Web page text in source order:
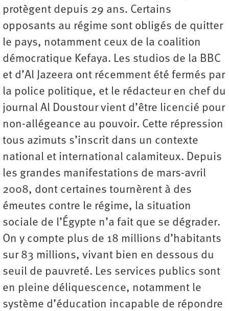
protègent depuis 29 ans. Certains
opposants au régime sont obligés de quitter
le pays, notamment ceux de la coalition
démocratique Kefaya. Les studios de la BBC
et d’Al Jazeera ont récemment été fermés par
la police politique, et le rédacteur en chef du
journal Al Doustour vient d’être licencié pour
non-allégeance au pouvoir. Cette répression
tous azimuts s’inscrit dans un contexte
national et international calamiteux. Depuis
les grandes manifestations de mars-avril
2008, dont certaines tournèrent à des
émeutes contre le régime, la situation
sociale de l’Égypte n’a fait que se dégrader.
On y compte plus de 18 millions d’habitants
sur 83 millions, vivant bien en dessous du
seuil de pauvreté. Les services publics sont
en pleine déliquescence, notamment le
système d’éducation incapable de répondre